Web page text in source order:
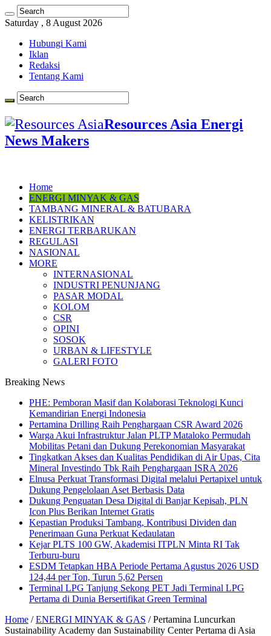
Saturday , 8 August 2026
Hubungi Kami
Iklan
Redaksi
Tentang Kami
Resources Asia Energi
News Makers
Home
ENERGI MINYAK & GAS
TAMBANG MINERAL & BATUBARA
KELISTRIKAN
ENERGI TERBARUKAN
REGULASI
NASIONAL
MORE
INTERNASIONAL
INDUSTRI PENUNJANG
PASAR MODAL
KOLOM
CSR
OPINI
SOSOK
URBAN & LIFESTYLE
GALERI FOTO
Breaking News
PHE: Pemboran Masif dan Kolaborasi Teknologi Kunci
Kemandirian Energi Indonesia
Pertamina Drilling Raih Penghargaan CSR Award 2026
Warga Akui Infrastruktur Jalan PLTP Mataloko Permudah
Mobilitas Petani dan Dukung Perekonomian Masyarakat
Tingkatkan Akses dan Kualitas Pendidikan di Air Upas, Cita
Mineral Investindo Tbk Raih Penghargaan ISRA 2026
Elnusa Perkuat Transformasi Digital melalui Pertapixel untuk
Dukung Pengelolaan Aset Berbasis Data
Dukung Penguatan Desa Digital di Banjar Kepisah, PLN
Icon Plus Berikan Internet Gratis
Kepastian Produksi Tambang, Kontribusi Dividen dan
Penerimaan Guna Perkuat Kedaulatan
Kejar PLTS 100 GW, Akademisi ITPLN Minta RI Tak
Terburu-buru
ESDM Tetapkan HBA Periode Pertama Agustus 2026 USD
124,44 per Ton, Turun 5,62 Persen
Terminal LPG Tanjung Sekong PET Jadi Terminal LPG
Pertama di Dunia Bersertifikat Green Terminal
Home / ENERGI MINYAK & GAS / Pertamina Luncurkan
Sustainability Academy dan Sustainability Center Pertama di Asia